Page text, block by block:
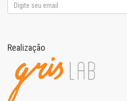
Realização